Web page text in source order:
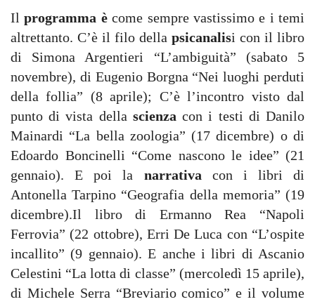
Ilprogramma ècome sempre vastissimo e i temi
altrettanto. C’è il filo della psicanalisi con il libro
di Simona Argentieri “L’ambiguità” (sabato 5
novembre), di Eugenio Borgna “Nei luoghi perduti
della follia” (8 aprile); C’è l’incontro visto dal
punto di vista della scienza con i testi di Danilo
Mainardi “La bella zoologia” (17 dicembre) o di
Edoardo Boncinelli “Come nascono le idee” (21
gennaio). E poi la narrativa con i libri di
Antonella Tarpino “Geografia della memoria” (19
dicembre).Il libro di Ermanno Rea “Napoli
Ferrovia” (22 ottobre), Erri De Luca con “L’ospite
incallito” (9 gennaio). E anche i libri di Ascanio
Celestini “La lotta di classe” (mercoledì 15 aprile),
di Michele Serra “Breviario comico” e il volume